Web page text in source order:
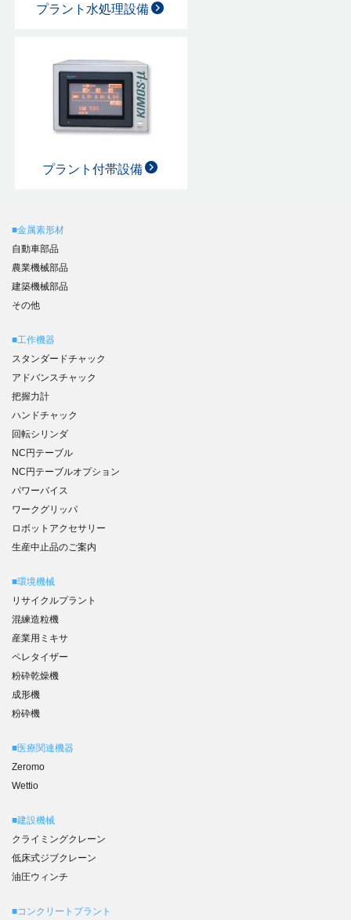
プラント水処理設備
プラント付帯設備
■金属素形材
自動車部品
農業機械部品
建築機械部品
その他
■工作機器
スタンダードチャック
アドバンスチャック
把握力計
ハンドチャック
回転シリンダ
NC円テーブル
NC円テーブルオプション
パワーバイス
ワークグリッパ
ロボットアクセサリー
生産中止品のご案内
■環境機械
リサイクルプラント
混練造粒機
産業用ミキサ
ペレタイザー
粉砕乾燥機
成形機
粉砕機
■医療関連機器
Zeromo
Wettio
■建設機械
クライミングクレーン
低床式ジブクレーン
油圧ウィンチ
■コンクリートプラント